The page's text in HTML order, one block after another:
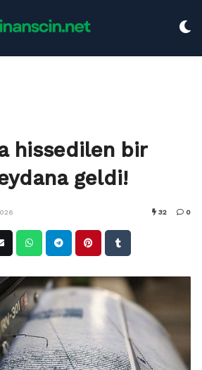
hissedilen bir
geldi!
32 0